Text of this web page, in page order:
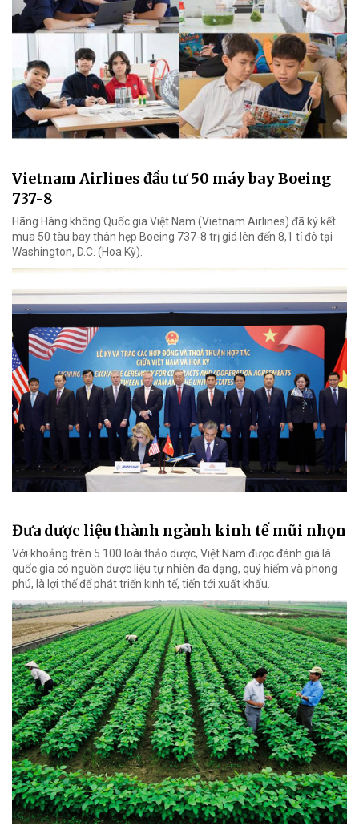
Vietnam Airlines đầu tư 50 máy bay Boeing
737-8
Hãng Hàng không Quốc gia Việt Nam (Vietnam Airlines) đã ký kết
mua 50 tàu bay thân hẹp Boeing 737-8 trị giá lên đến 8,1 tỉ đô tại
Washington, D.C. (Hoa Kỳ).
Đưa dược liệu thành ngành kinh tế mũi nhọn
Với khoảng trên 5.100 loài thảo dược, Việt Nam được đánh giá là
quốc gia có nguồn dược liệu tự nhiên đa dạng, quý hiếm và phong
phú, là lợi thế để phát triển kinh tế, tiến tới xuất khẩu.